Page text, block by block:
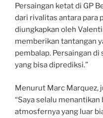
Persaingan ketat di GP
dari rivalitas antara para
diungkapkan oleh
memberikan tantangan
pembalap. Persaingan
yang bisa diprediksi.”
Menurut Marc Marquez,
“Saya selalu
atmosfernya yang luar